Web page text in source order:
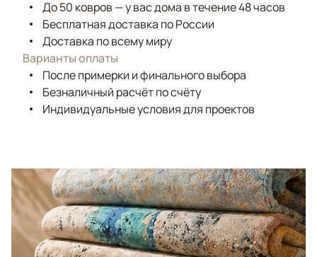
До 50 ковров — у вас дома в течение 48 часов
Бесплатная доставка по России
Доставка по всему миру
Варианты оплаты
После примерки и финального выбора
Безналичный расчёт по счёту
Индивидуальные условия для проектов